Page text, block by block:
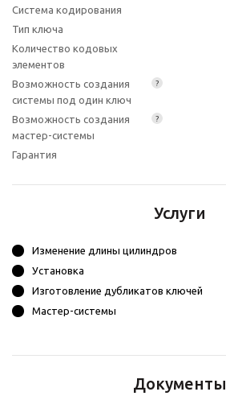
Система кодирования
Тип ключа
Количество кодовых
элементов
?
Возможность создания
системы под один ключ
?
Возможность создания
мастер-системы
Гарантия
Услуги
Изменение длины цилиндров
Установка
Изготовление дубликатов ключей
Мастер-системы
Документы